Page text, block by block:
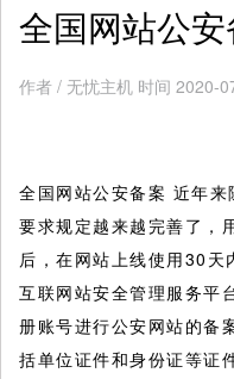
全国网站公
作者 / 无忧主机 时间 2020-
全国网站公安备案 近年
要求规定越来越完善了，
后，在网站上线使用30天
互联网站安全管理服务
册账号进行公安网站的备
括单位证件和身份证等证